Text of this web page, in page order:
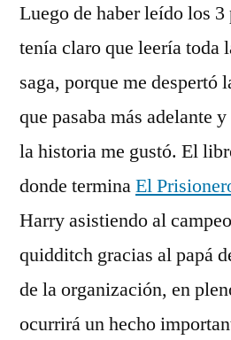
y
Caliz
de
Fuego
Luego de haber leí­do los
tení­a claro que leerí­a toda
saga, porque me despertó
que pasaba más adelante
la historia me gustó. El
donde terminaEl
Harry asistiendo al
quidditch gracias al papá
de la organización, en
ocurrirá un hecho